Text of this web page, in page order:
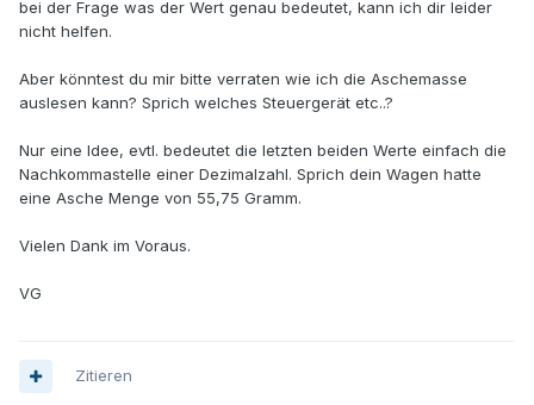
bei der Frage was der Wert genau bedeutet, kann ich dir leider
nicht helfen.
Aber könntest du mir bitte verraten wie ich die Aschemasse
auslesen kann? Sprich welches Steuergerät etc..?
Nur eine Idee, evtl. bedeutet die letzten beiden Werte einfach die
Nachkommastelle einer Dezimalzahl. Sprich dein Wagen hatte
eine Asche Menge von 55,75 Gramm.
Vielen Dank im Voraus.
VG
Zitieren